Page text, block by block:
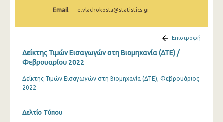
Αυγούστου 2024
Ιουνίου 2024
Μαΐου 2024
Email e.vlachokosta@statistics.gr
Επιστροφή
Δείκτης Τιμών Εισαγωγών στη Βιομηχανία (ΔΤΕ) /
Φεβρουαρίου 2022
Δείκτης Τιμών Εισαγωγών στη Βιομηχανία (ΔΤΕ), Φεβρουάριος
2022
Δελτίο Τύπου